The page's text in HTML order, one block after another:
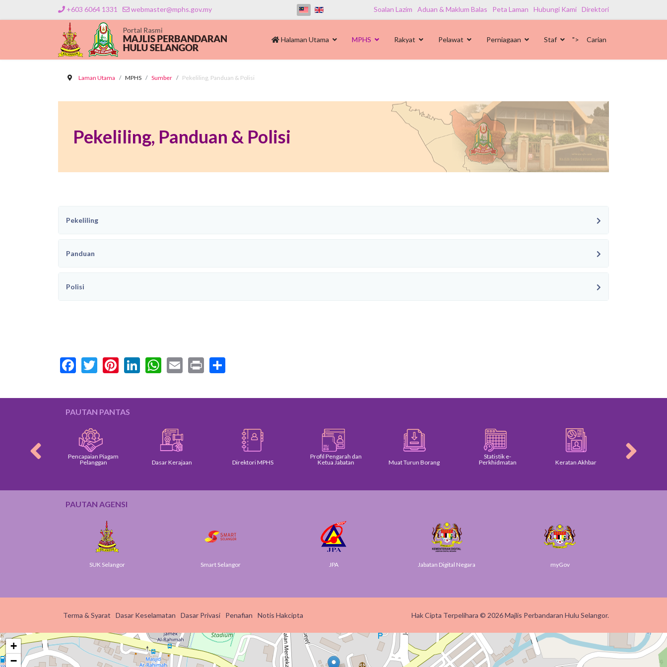
+603 6064 1331 webmaster@mphs.gov.my Soalan Lazim Aduan & Maklum Balas Peta Laman Hubungi Kami Direktori
Halaman Utama MPHS Rakyat Pelawat Perniagaan Staf "> Carian
Laman Utama MPHS Sumber Pekeliling, Panduan & Polisi
Pekeliling, Panduan & Polisi
Pekeliling
Panduan
Polisi
Facebook
Twitter
Pinterest
LinkedIn
WhatsApp
Email
Print
PAUTAN PANTAS
Pencapaian Piagam
Pelanggan
Dasar Kerajaan Direktori MPHS
Profil Pengarah dan
Ketua Jabatan
Muat Turun Borang
Statistik e-
Perkhidmatan
Keratan Akhbar
PAUTAN AGENSI
SUK Selangor Smart Selangor JPA Jabatan Digital Negara myGov
Terma & Syarat Dasar Keselamatan Dasar Privasi Penafian Notis Hakcipta Hak Cipta Terpelihara © 2026 Majlis Perbandaran Hulu Selangor.
+
−